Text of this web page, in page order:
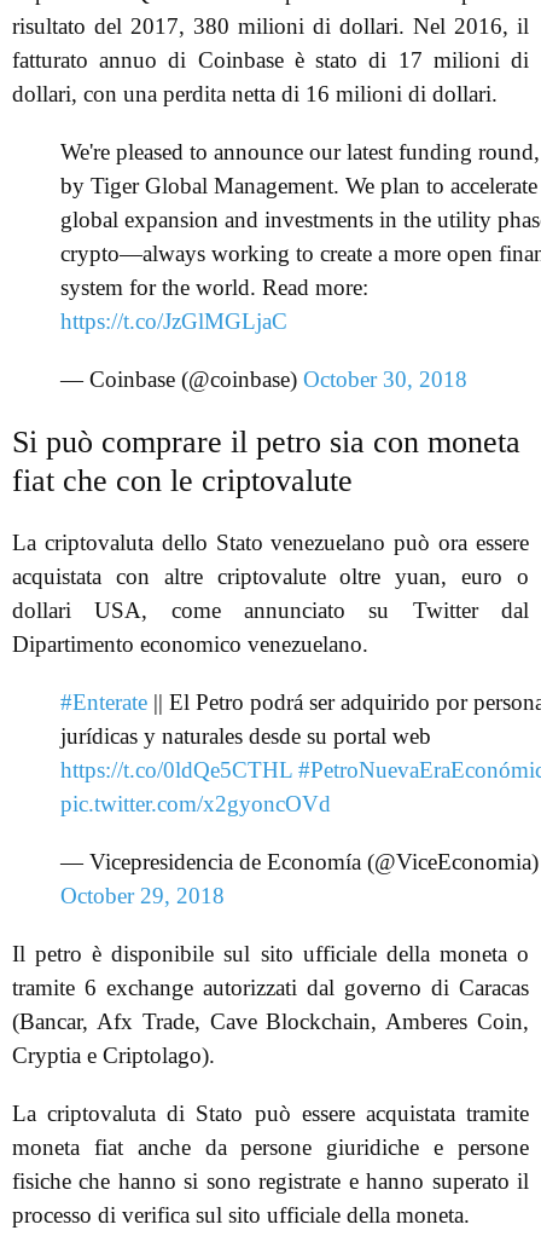
risultato del 2017, 380 milioni di dollari. Nel 2016, il
fatturato annuo di Coinbase è stato di 17 milioni di
dollari, con una perdita netta di 16 milioni di dollari.
We're pleased to announce our latest funding
by Tiger Global Management. We plan to
global expansion and investments in the utility
crypto—always working to create a more open
system for the world. Read more:
https://t.co/JzGlMGLjaC
— Coinbase (@coinbase) October 30, 2018
Si può comprare il petro sia con moneta
fiat che con le criptovalute
La criptovaluta dello Stato venezuelano può ora essere
acquistata con altre criptovalute oltre yuan, euro o
dollari USA, come annunciato su Twitter dal
Dipartimento economico venezuelano.
#Enterate || El Petro podrá ser adquirido por
jurídicas y naturales desde su portal web
https://t.co/0ldQe5CTHL
pic.twitter.com/x2gyoncOVd
— Vicepresidencia de Economía (@ViceEconomia)
October 29, 2018
Il petro è disponibile sul sito ufficiale della moneta o
tramite 6 exchange autorizzati dal governo di Caracas
(Bancar, Afx Trade, Cave Blockchain, Amberes Coin,
Cryptia e Criptolago).
La criptovaluta di Stato può essere acquistata tramite
moneta fiat anche da persone giuridiche e persone
fisiche che hanno si sono registrate e hanno superato il
processo di verifica sul sito ufficiale della moneta.